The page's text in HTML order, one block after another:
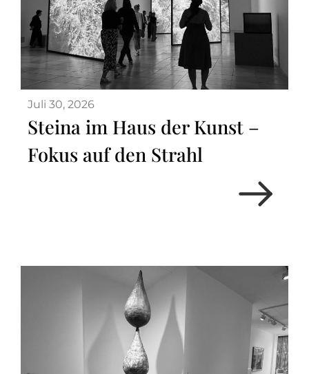
Juli 30, 2026
Steina im Haus der Kunst –
Fokus auf den Strahl